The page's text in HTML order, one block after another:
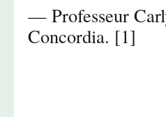
— Professeur
Concordia. [1]